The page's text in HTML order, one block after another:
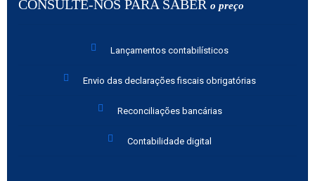
CONSULTE-NOS PARA SABER o preço
Lançamentos contabilísticos
Envio das declarações fiscais obrigatórias
Reconciliações bancárias
Contabilidade digital